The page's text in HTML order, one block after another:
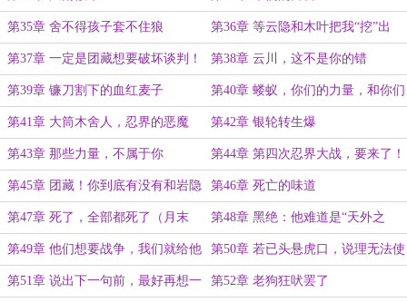
第35章 舍不得孩子套不住狼 第36章 等云隐和木叶把我“挖”出
来。
第37章 一定是团藏想要破坏谈判！ 第38章 云川，这不是你的错
第39章 镰刀割下的血红麦子 第40章 蝼蚁，你们的力量，和你们
的生命一样弱小（求月票）
第41章 大筒木舍人，忍界的恶魔 第42章 银轮转生爆
第43章 那些力量，不属于你 第44章 第四次忍界大战，要来了！
第45章 团藏！你到底有没有和岩隐
村勾结？
第46章 死亡的味道
第47章 死了，全部都死了（月末
啦，求月票QAQ）
第48章 黑绝：他难道是“天外之
人”？（求月票）
第49章 他们想要战争，我们就给他
战争！
第50章 若已头悬虎口，说理无法使
我们虎口脱险
第51章 说出下一句前，最好再想一 第52章 老狗狂吠罢了